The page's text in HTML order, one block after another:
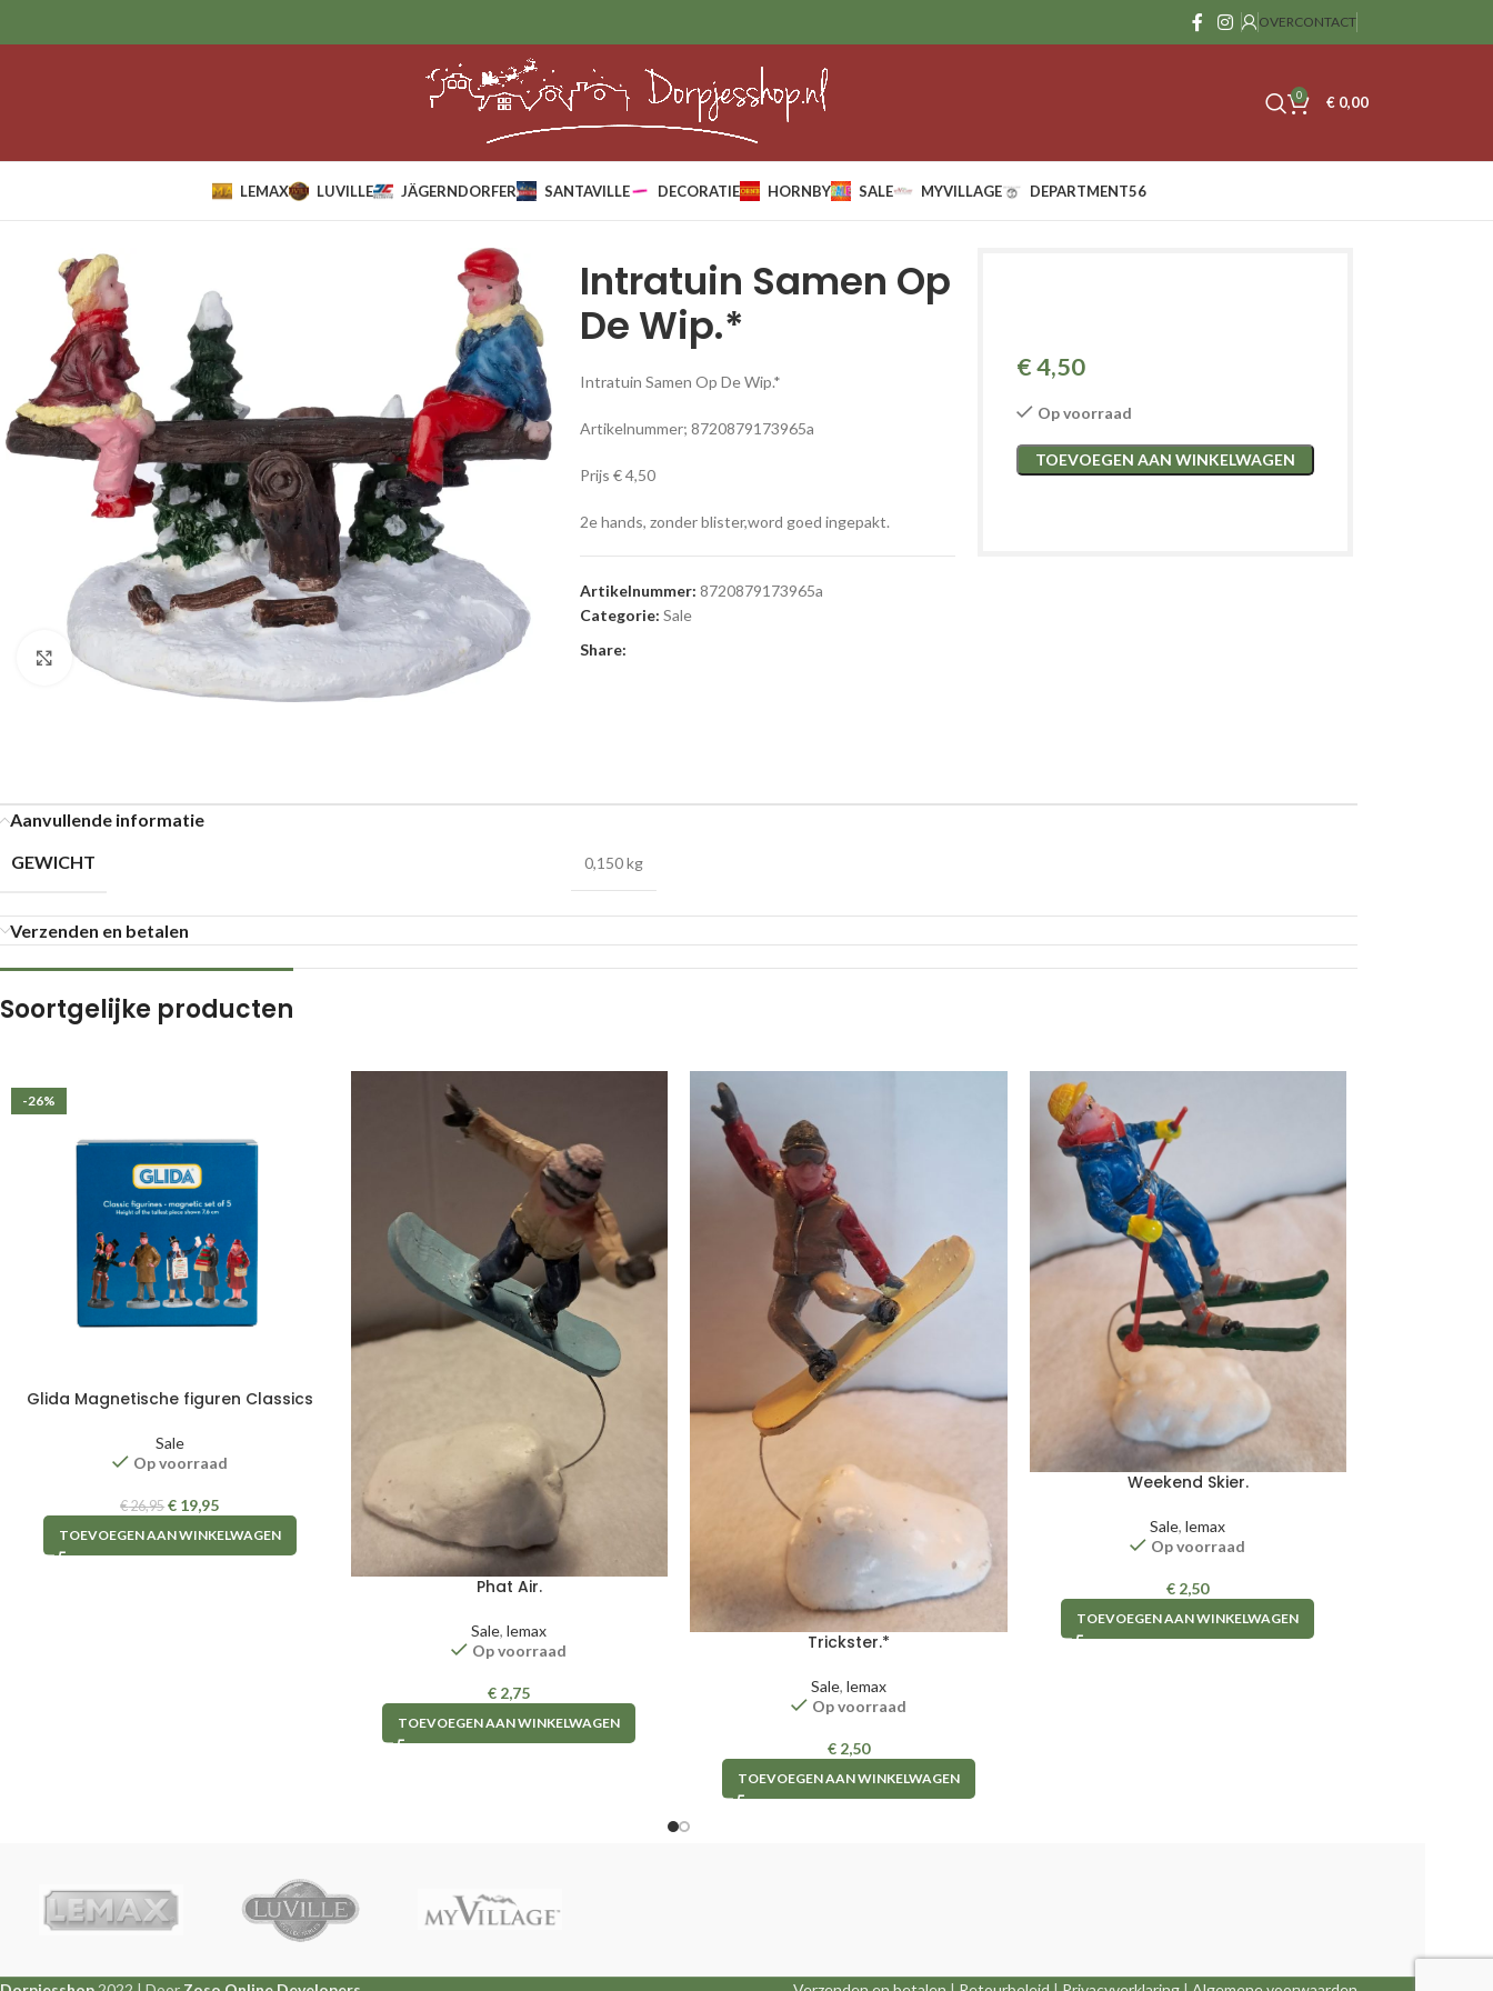
OVERCONTACT
0 € 0,00
LEMAX LUVILLE JÄGERNDORFER SANTAVILLE DECORATIE HORNBY SALE MYVILLAGE DEPARTMENT56
Klik om te vergroten
Intratuin Samen Op
De Wip.*
Intratuin Samen Op De Wip.*
Artikelnummer; 8720879173965a
Prijs € 4,50
2e hands, zonder blister,word goed ingepakt.
€4,50
Op voorraad
TOEVOEGEN AAN WINKELWAGEN
Artikelnummer: 8720879173965a
Categorie: Sale
Share:
Aanvullende informatie
GEWICHT
0,150 kg
Verzenden en betalen
Soortgelijke producten
-26%
Glida Magnetische figuren Classics
Sale
Op voorraad
€26,95 € 19,95
TOEVOEGEN AAN WINKELWAGEN
Phat Air.
Sale,lemax
Op voorraad
€ 2,75
TOEVOEGEN AAN WINKELWAGEN
Trickster.*
Sale, lemax
Op voorraad
€2,50
TOEVOEGEN AAN WINKELWAGEN
Weekend Skier.
Sale,lemax
Op voorraad
€ 2,50
TOEVOEGEN AAN WINKELWAGEN